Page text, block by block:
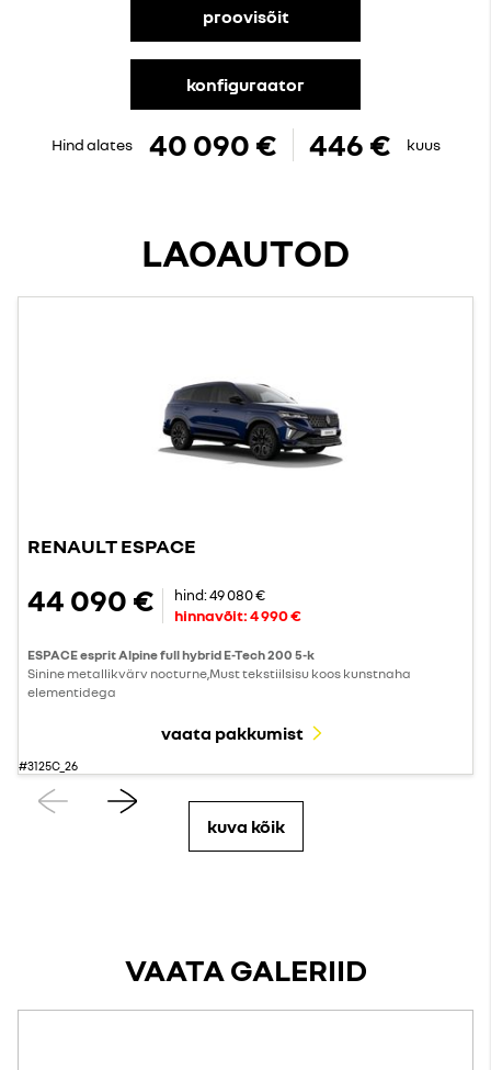
proovisõit
konfiguraator
Hind alates 40 090 € 446 € kuus
LAOAUTOD
RENAULT ESPACE
#3125C_26
44 090 € hind:49 080 €
hinnavõit:4 990 €
ESPACE esprit Alpine full hybrid E-Tech 200 5-k
Sinine metallikvärv nocturne,Must tekstiilsisu koos kunstnaha
elementidega
vaata pakkumist
EelmineJärgmine
kuva kõik
VAATA GALERIID